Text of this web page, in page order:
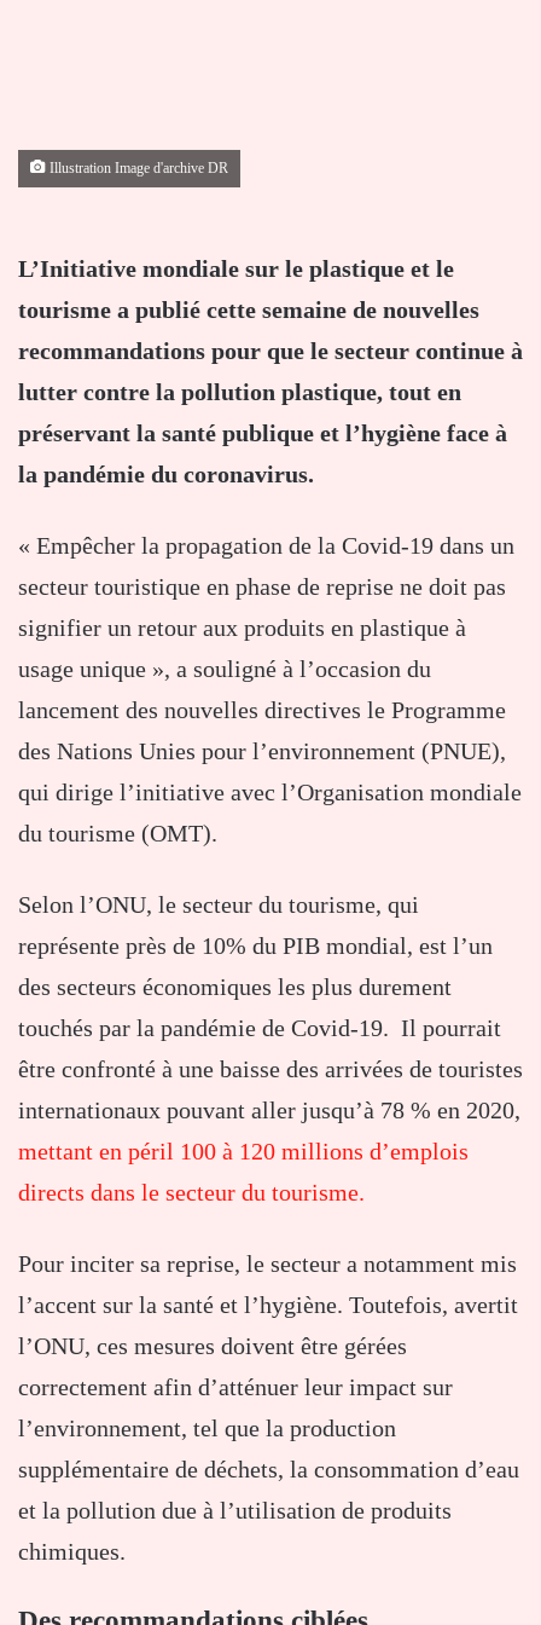
Illustration Image d'archive DR
L’Initiative mondiale sur le plastique et le
tourisme a publié cette semaine de nouvelles
recommandations pour que le secteur continue à
lutter contre la pollution plastique, tout en
préservant la santé publique et l’hygiène face à
la pandémie du coronavirus.
« Empêcher la propagation de la Covid-19 dans un
secteur touristique en phase de reprise ne doit pas
signifier un retour aux produits en plastique à
usage unique », a souligné à l’occasion du
lancement des nouvelles directives le Programme
des Nations Unies pour l’environnement (PNUE),
qui dirige l’initiative avec l’Organisation mondiale
du tourisme (OMT).
Selon l’ONU, le secteur du tourisme, qui
représente près de 10% du PIB mondial, est l’un
des secteurs économiques les plus durement
touchés par la pandémie de Covid-19. Il pourrait
être confronté à une baisse des arrivées de touristes
internationaux pouvant aller jusqu’à 78 % en 2020,
mettant en péril 100 à 120 millions d’emplois
directs dans le secteur du tourisme.
Pour inciter sa reprise, le secteur a notamment mis
l’accent sur la santé et l’hygiène. Toutefois, avertit
l’ONU, ces mesures doivent être gérées
correctement afin d’atténuer leur impact sur
l’environnement, tel que la production
supplémentaire de déchets, la consommation d’eau
et la pollution due à l’utilisation de produits
chimiques.